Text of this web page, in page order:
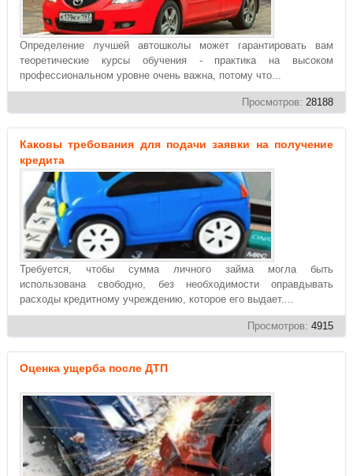
Определение лучшей автошколы может гарантировать вам
теоретические курсы обучения - практика на высоком
профессиональном уровне очень важна, потому что...
Просмотров: 28188
Каковы требования для подачи заявки на получение
кредита
Требуется, чтобы сумма личного займа могла быть
использована свободно, без необходимости оправдывать
расходы кредитному учреждению, которое его выдает....
Просмотров: 4915
Оценка ущерба после ДТП